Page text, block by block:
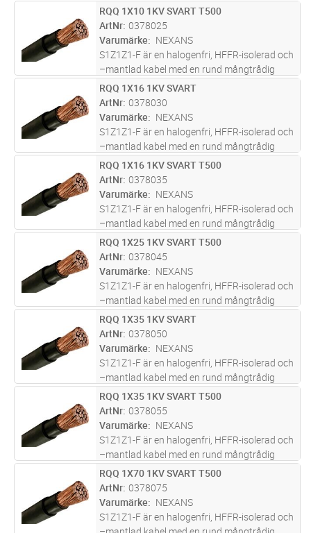
ledare av koppar.
M Lägg i kundvagn
RQQ 1X10 1KV SVART T500
ArtNr 0378025
Varumärke
NEXANS
S1Z1Z1-F är en halogenfri, HFFR-isolerad och
–mantlad kabel med en rund mångtrådig
ledare av koppar.
M Lägg i kundvagn
RQQ 1X16 1KV SVART
ArtNr 0378030
Varumärke
NEXANS
S1Z1Z1-F är en halogenfri, HFFR-isolerad och
–mantlad kabel med en rund mångtrådig
ledare av koppar.
M Lägg i kundvagn
RQQ 1X16 1KV SVART T500
ArtNr 0378035
Varumärke
NEXANS
S1Z1Z1-F är en halogenfri, HFFR-isolerad och
–mantlad kabel med en rund mångtrådig
ledare av koppar.
M Lägg i kundvagn
RQQ 1X25 1KV SVART T500
ArtNr 0378045
Varumärke
NEXANS
S1Z1Z1-F är en halogenfri, HFFR-isolerad och
–mantlad kabel med en rund mångtrådig
ledare av koppar.
M Lägg i kundvagn
RQQ 1X35 1KV SVART
ArtNr 0378050
Varumärke
NEXANS
S1Z1Z1-F är en halogenfri, HFFR-isolerad och
–mantlad kabel med en rund mångtrådig
ledare av koppar.
M Lägg i kundvagn
RQQ 1X35 1KV SVART T500
ArtNr 0378055
Varumärke
NEXANS
S1Z1Z1-F är en halogenfri, HFFR-isolerad och
–mantlad kabel med en rund mångtrådig
ledare av koppar.
M Lägg i kundvagn
RQQ 1X70 1KV SVART T500
ArtNr 0378075
Varumärke
NEXANS
S1Z1Z1-F är en halogenfri, HFFR-isolerad och